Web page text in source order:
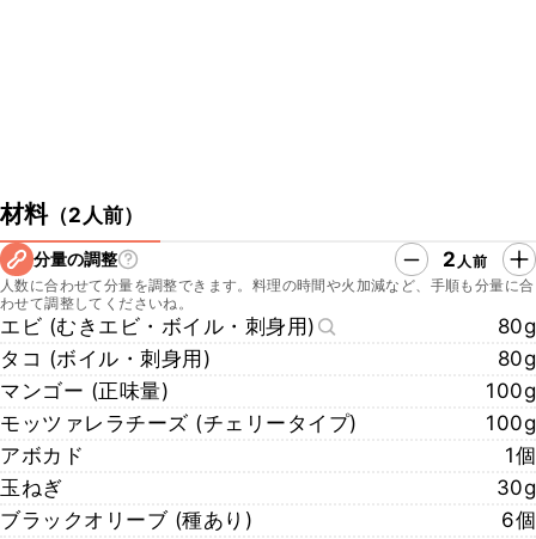
材料（2人前）
分量の調整 2 人前
人数に合わせて分量を調整できます。料理の時間や火加減など、手順も分量に合
わせて調整してくださいね。
エビ (むきエビ・ボイル・刺身用)
80g
タコ (ボイル・刺身用)
80g
マンゴー (正味量)
100g
モッツァレラチーズ (チェリータイプ)
100g
アボカド
1個
玉ねぎ
30g
ブラックオリーブ (種あり)
6個